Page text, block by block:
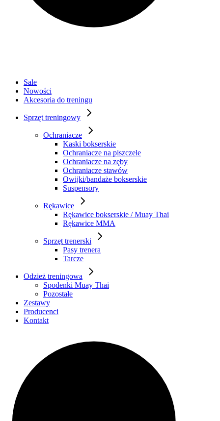
Sale
Nowości
Akcesoria do treningu
Sprzęt treningowy
Ochraniacze
Kaski bokserskie
Ochraniacze na piszczele
Ochraniacze na zęby
Ochraniacze stawów
Owijki/bandaże bokserskie
Suspensory
Rękawice
Rękawice bokserskie / Muay Thai
Rękawice MMA
Sprzęt trenerski
Pasy trenera
Tarcze
Odzież treningowa
Spodenki Muay Thai
Pozostałe
Zestawy
Producenci
Kontakt